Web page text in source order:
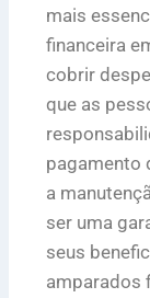
mais
financeira
cobrir
que as
pagamento
a
ser uma
seus
amparados